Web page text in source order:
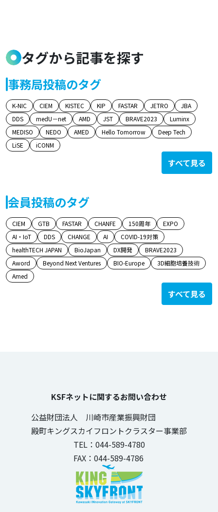
タグから記事を探す
事務局投稿のタグ
K-NIC CIEM KISTEC KIP FASTAR JETRO
JBA
DDS
medU－net AMD JST BRAVE2023
Luminx
MEDISO
NEDO AMED Hello Tomorrow
Deep Tech
LiSE
iCONM
すべて見る
会員投稿のタグ
CIEM GTB FASTAR CHANFE 150周年
EXPO
AI・IoT
DDS CHANGE AI
COVID-19対策
healthTECH JAPAN
BioJapan DX開発
BRAVE2023
Aword
Beyond Next Ventures BIO-Europe
3D細胞培養技術
Amed
すべて見る
KSFネットに関するお問い合わせ
公益財団法人 川崎市産業振興財団
殿町キングスカイフロントクラスター事業部
TEL：044-589-4780
FAX：044-589-4786